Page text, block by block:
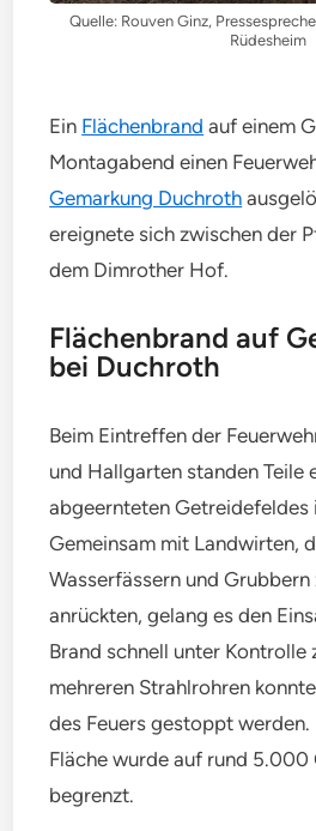
Quelle: Rouven Ginz,
Rüdesheim
Ein Flächenbrand auf einem
Montagabend einen
Gemarkung Duchroth
ereignete sich zwischen der
dem Dimrother Hof.
Flächenbrand auf
bei Duchroth
Beim Eintreffen der
und Hallgarten standen Teile
abgeernteten Getreidefeldes
Gemeinsam mit Landwirten,
Wasserfässern und
anrückten, gelang es den
Brand schnell unter Kontrolle
mehreren Strahlrohren
des Feuers gestoppt
Fläche wurde auf rund
begrenzt.